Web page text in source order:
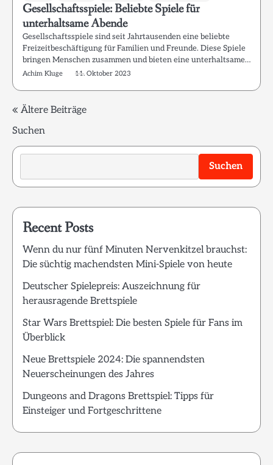
Gesellschaftsspiele: Beliebte Spiele für
unterhaltsame Abende
Gesellschaftsspiele sind seit Jahrtausenden eine beliebte
Freizeitbeschäftigung für Familien und Freunde. Diese Spiele
bringen Menschen zusammen und bieten eine unterhaltsame…
Achim Kluge 11. Oktober 2023
Beitragsnavigation
Ältere Beiträge
Suchen
Suchen
Recent Posts
Wenn du nur fünf Minuten Nervenkitzel brauchst:
Die süchtig machendsten Mini-Spiele von heute
Deutscher Spielepreis: Auszeichnung für
herausragende Brettspiele
Star Wars Brettspiel: Die besten Spiele für Fans im
Überblick
Neue Brettspiele 2024: Die spannendsten
Neuerscheinungen des Jahres
Dungeons and Dragons Brettspiel: Tipps für
Einsteiger und Fortgeschrittene